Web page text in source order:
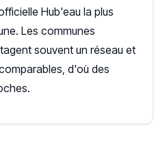
Hub'eau la plus
Les communes
souvent un réseau et
d'où des